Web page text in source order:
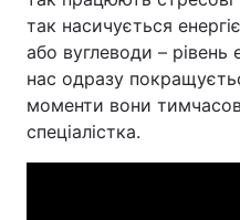
так насичується
або вуглеводи –
нас одразу
моменти вони
спеціалістка.